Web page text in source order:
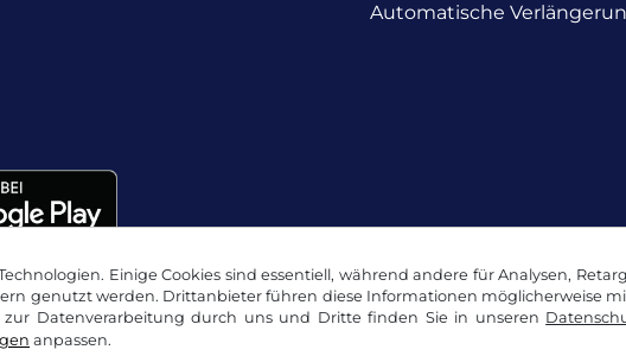
Einige Cookies sind essentiell, während andere für Analysen,
genutzt werden. Drittanbieter führen diese Informationen möglicherweise
Datenverarbeitung durch uns und Dritte finden Sie in unseren
anpassen.
Automatische